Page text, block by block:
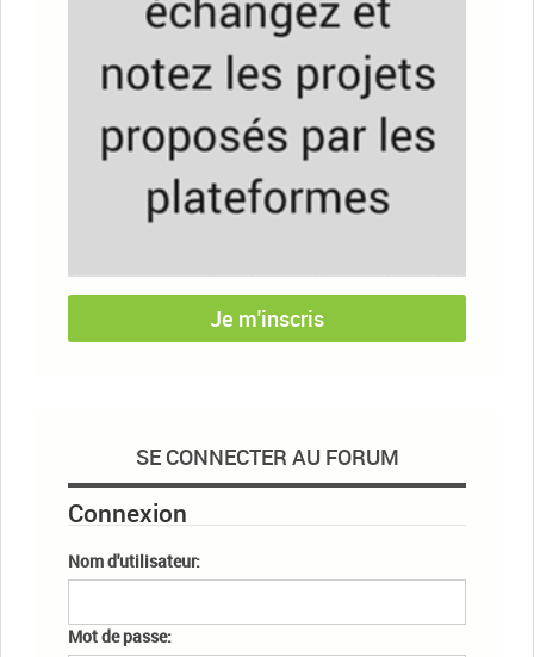
Je m'inscris
SE CONNECTER AU FORUM
Connexion
Nom d'utilisateur:
Mot de passe: